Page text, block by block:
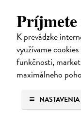
Príjmete
K prevádzke
využívame
funkčnosti,
maximálneho
NASTAVENIA
Neuromant
Gibson William|